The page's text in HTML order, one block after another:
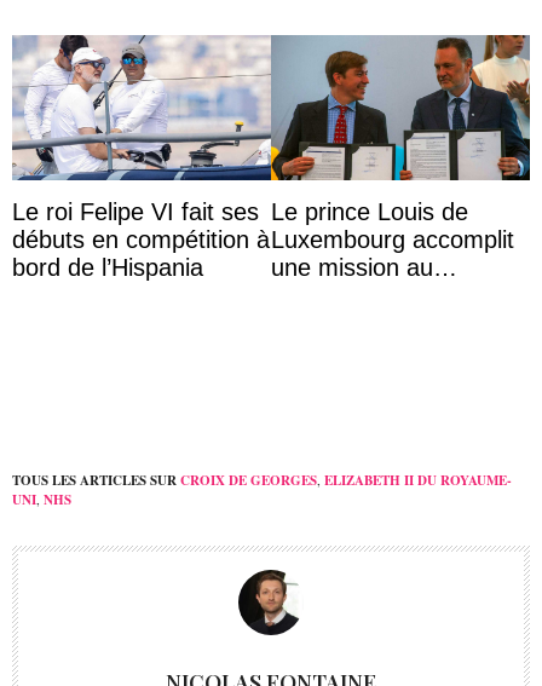
Le roi Felipe VI fait ses
débuts en compétition à
bord de l’Hispania
Le prince Louis de
Luxembourg accomplit
une mission au
TOUS LES ARTICLES SURCROIX DE GEORGES, ELIZABETH II DU ROYAUME-
UNI, NHS